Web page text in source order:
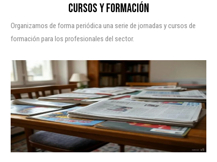
CURSOS Y FORMACIÓN
Organizamos de forma periódica una serie de jornadas y cursos de
formación para los profesionales del sector.